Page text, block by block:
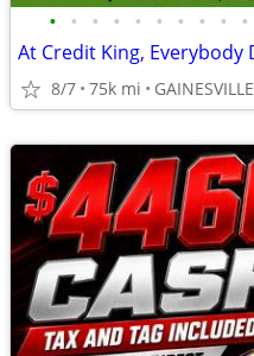
• • • • • • • • • •
8/7 75k mi GAINESVILLE